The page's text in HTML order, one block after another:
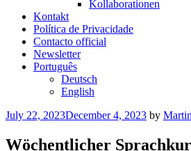
Kollaborationen
Kontakt
Política de Privacidade
Contacto official
Newsletter
Português
Deutsch
English
Posted
July 22, 2023December 4, 2023 by
Wöchentlicher